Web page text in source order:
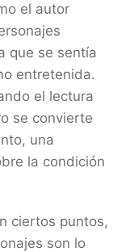
el autor
que se sentía
entretenida.
el lectura
se convierte
una
la condición
ciertos puntos,
son lo